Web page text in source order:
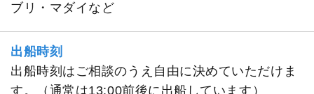
ブリ・マダイなど
出船時刻
出船時刻はご相談のうえ自由に決めていただけま
す。（通常は13:00前後に出船しています）